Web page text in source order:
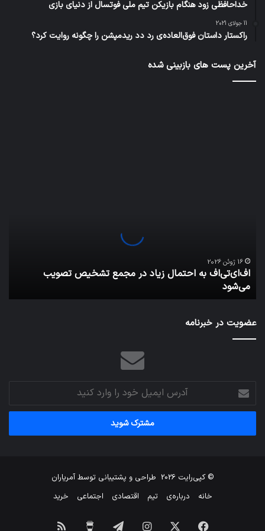
خداحافظی زود هنگام بازیکن تیم ملی فوتسال از دنیای بازی
11 جولای 2021
راکستار داستان فوق‌العاده‌ی رد دد ریدمپشن را چگونه روایت کرد؟
آخرین پست های بازبینی شده
تصویب
می‌شود
16 ژوئن 2026
اف‌ای‌تی‌اف به احتمال زیاد در مجمع تشخیص تصویب
می‌شود
عضویت در خبرنامه
آدرس
ایمیل
خود
وارد
© کپی‌رایت 2026 طراحی و پشتیبانی توسطآمریاران
خانه
درباره‌ی تیم اقتصادی اجتماعی خرید
فیس اینستاگرامتلگرام خوراک